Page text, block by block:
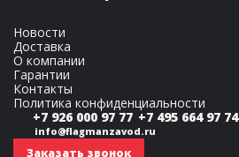
Новости
Доставка
О компании
Гарантии
Контакты
Политика конфиденциальности
+7 926 000 97 77 +7 495 664 97 74
info@flagmanzavod.ru
Заказать звонок